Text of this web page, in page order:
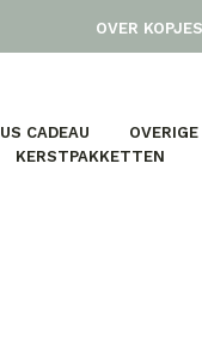
OVER KOPJES
CADEAU
KERSTPAKKETTEN